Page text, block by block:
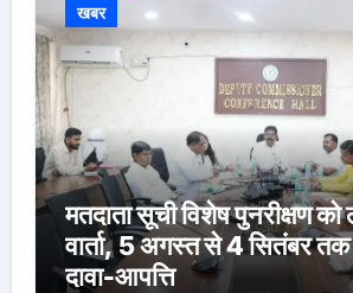
खबर
मतदाता सूची विशेष पुनरीक्षण
वार्ता, 5 अगस्त से 4 सितंबर तक
दावा-आपत्ति